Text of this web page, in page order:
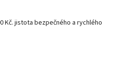
Kč. jistota bezpečného a rychlého